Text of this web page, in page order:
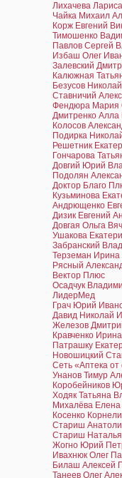
Лихачева
Чайка Михаил
Корж Евгений
Тимошенко
Павлов Сергей
Избаш Олег
Залевский
Калюжная
Безусов
Ставничий
Фендюра Мария
Дмитренко
Колосов
Подирка
Решетник
Гончарова
Довгий Юрий
Подолян
Доктор Благо
Кузьминова
Андрющенко
Дизик Евгений
Довгая Ольга
Ушакова
Забранский
Терземан Ирина
Рясный
Вектор Плюс
Осадчук
ЛидерМед
Грач Юрий
Давид Николай
Железов
Кравченко
Патрашку
Новошицкий
Сеть «Аптека от
Унанов Тимур
Коробейников
Ходяк Татьяна
Михалёва
Косенко
Стариш
Стариш
Жогно Юрий
Ивахнюк Олег
Билаш Алексей
Танеев Олег